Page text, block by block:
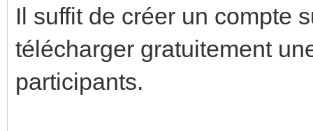
Il suffit de créer un compte
télécharger gratuitement
participants.